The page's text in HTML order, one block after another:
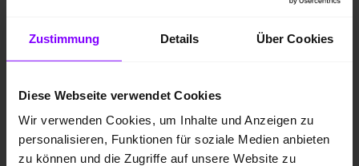
Zustimmung Details Über Cookies
Diese Webseite verwendet Cookies
Wir verwenden Cookies, um Inhalte und Anzeigen zu
personalisieren, Funktionen für soziale Medien anbieten
zu können und die Zugriffe auf unsere Website zu